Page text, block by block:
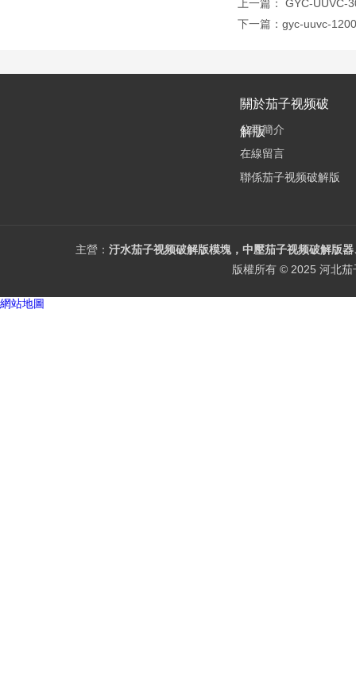
上一篇： GYC-UUVC-
下一篇： gyc-uuvc-
關於茄子视频破
解版
公司簡介
在線留言
聯係茄子视频破解版
主營： 汙水茄子视频破解版模塊，中壓茄子视频破解版器
版權所有 © 2025 河北
網站地圖